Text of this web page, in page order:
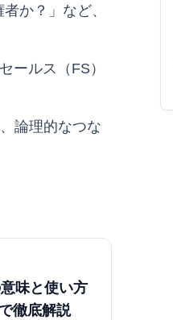
か？」など、
ールス（FS）
論理的なつな
味と使い方
徹底解説